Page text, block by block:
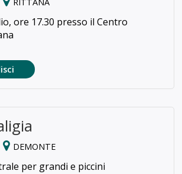
RITTANA
ore 17.30 presso il Centro
DEMONTE
per grandi e piccini